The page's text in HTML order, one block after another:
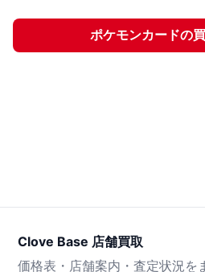
ポケモンカードの
Clove Base 店舗買取
価格表・店舗案内・査定状況を